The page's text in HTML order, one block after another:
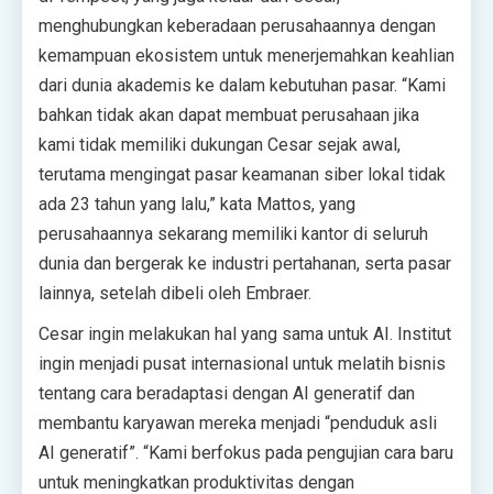
menghubungkan keberadaan perusahaannya dengan
kemampuan ekosistem untuk menerjemahkan keahlian
dari dunia akademis ke dalam kebutuhan pasar. “Kami
bahkan tidak akan dapat membuat perusahaan jika
kami tidak memiliki dukungan Cesar sejak awal,
terutama mengingat pasar keamanan siber lokal tidak
ada 23 tahun yang lalu,” kata Mattos, yang
perusahaannya sekarang memiliki kantor di seluruh
dunia dan bergerak ke industri pertahanan, serta pasar
lainnya, setelah dibeli oleh Embraer.
Cesar ingin melakukan hal yang sama untuk AI. Institut
ingin menjadi pusat internasional untuk melatih bisnis
tentang cara beradaptasi dengan AI generatif dan
membantu karyawan mereka menjadi “penduduk asli
AI generatif”. “Kami berfokus pada pengujian cara baru
untuk meningkatkan produktivitas dengan